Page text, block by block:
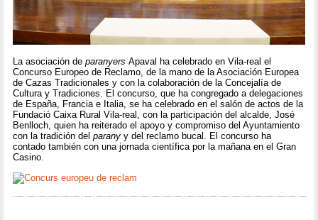
La asociación deparanyersApaval ha celebrado en Vila-real el
Concurso Europeo de Reclamo, de la mano de la Asociación Europea
de Cazas Tradicionales y con la colaboración de la Concejalía de
Cultura y Tradiciones. El concurso, que ha congregado a delegaciones
de España, Francia e Italia, se ha celebrado en el salón de actos de la
Fundació Caixa Rural Vila-real, con la participación del alcalde, José
Benlloch, quien ha reiterado el apoyo y compromiso del Ayuntamiento
con la tradición delparanyy del reclamo bucal. El concurso ha
contado también con una jornada científica por la mañana en el Gran
Casino.